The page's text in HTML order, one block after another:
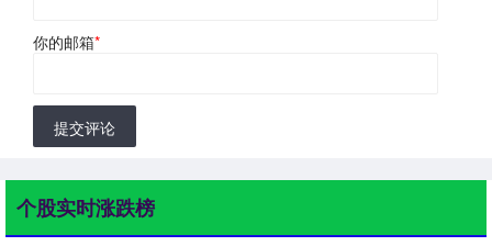
你的邮箱*
提交评论
个股实时涨跌榜